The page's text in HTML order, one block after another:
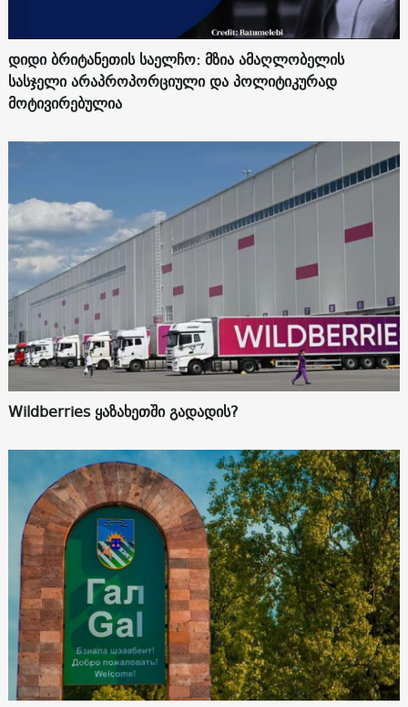
დიდი ბრიტანეთის საელჩო: მზია ამაღლობელის
სასჯელი არაპროპორციული და პოლიტიკურად
მოტივირებულია
Wildberries ყაზახეთში გადადის?